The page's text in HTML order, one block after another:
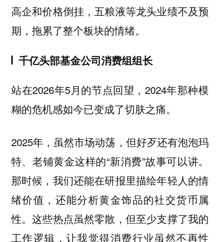
高企和价格倒挂，五粮液等龙头业绩不及预
期，拖累了整个板块的情绪。
千亿头部基金公司消费组组长
站在2026年5月的节点回望，2024年那种模
糊的危机感如今已变成了切肤之痛。
2025年，虽然市场动荡，但好歹还有泡泡玛
特、老铺黄金这样的“新消费”故事可以讲。
那时候，我们还能在研报里描绘年轻人的情
绪价值，还能分析黄金饰品的社交货币属
性。这些热点虽然零散，但至少支撑了我的
工作逻辑，让我觉得消费行业虽然不再性